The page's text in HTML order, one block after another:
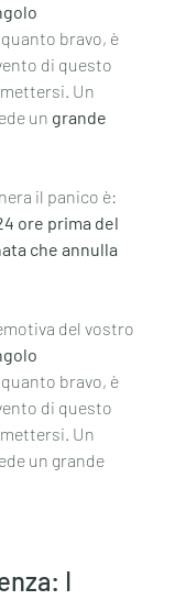
bravo, è
di questo
Un
un grande
il panico è:
ore prima del
che annulla
del vostro
bravo, è
di questo
Un
un grande
I